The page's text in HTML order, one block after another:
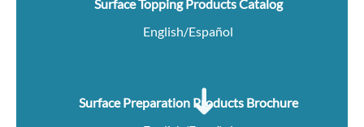
Surface Topping Products Catalog
English/Español
Surface Preparation Products Brochure